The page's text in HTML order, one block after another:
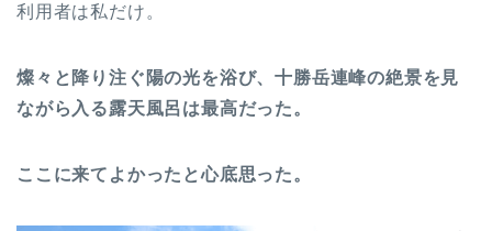
利用者は私だけ。
燦々と降り注ぐ陽の光を浴び、十勝岳連峰の絶景を見
ながら入る露天風呂は最高だった。
ここに来てよかったと心底思った。